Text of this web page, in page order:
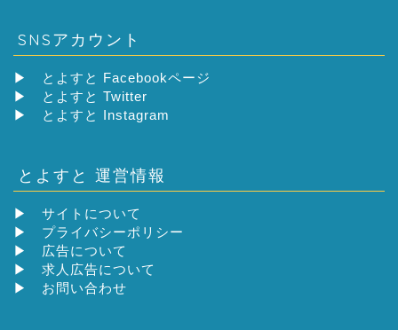
SNSアカウント
▶
とよすと Facebookページ
▶
とよすと Twitter
▶
とよすと Instagram
とよすと 運営情報
▶ サイトについて
▶ プライバシーポリシー
▶ 広告について
▶ 求人広告について
▶ お問い合わせ